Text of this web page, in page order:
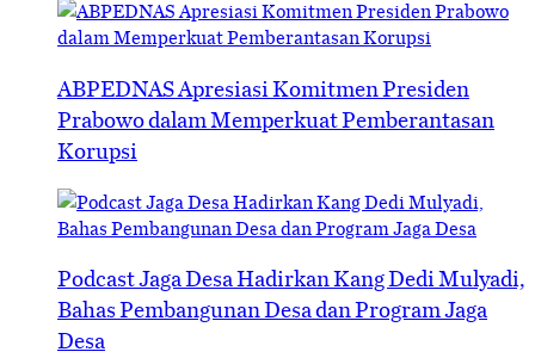
ABPEDNAS Apresiasi Komitmen Presiden
Prabowo dalam Memperkuat Pemberantasan
Korupsi
Podcast Jaga Desa Hadirkan Kang Dedi Mulyadi,
Bahas Pembangunan Desa dan Program Jaga
Desa